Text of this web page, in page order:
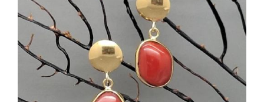
PRODOTTI
BLOG
Filtra per colore